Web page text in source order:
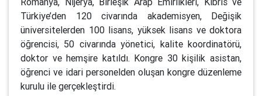
Türkiye’den 120 civarında akademisyen, Değişik
üniversitelerden 100 lisans, yüksek lisans ve doktora
öğrencisi, 50 civarında yönetici, kalite koordinatörü,
doktor ve hemşire katıldı. Kongre 30 kişilik asistan,
öğrenci ve idari personelden oluşan kongre düzenleme
kurulu ile gerçekleştirdi.